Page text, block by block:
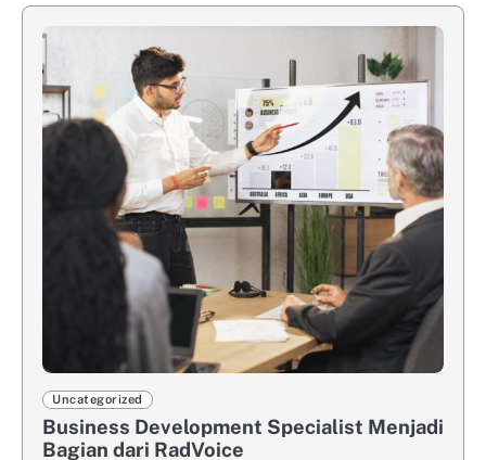
Uncategorized
Business Development Specialist Menjadi
Bagian dari RadVoice